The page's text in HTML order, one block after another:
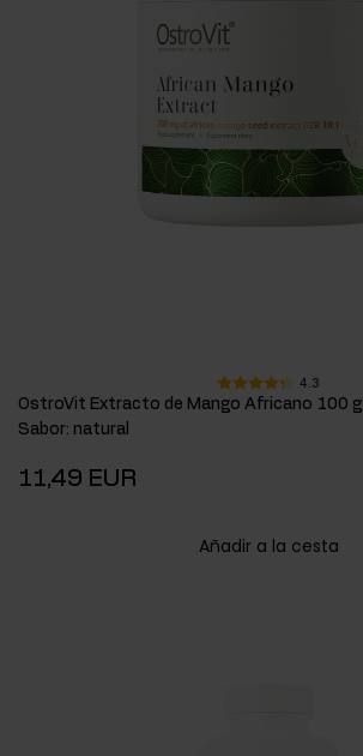
4.3
OstroVit Extracto de Mango Africano 100 g
Sabor: natural
11,49 EUR
Añadir a la cesta